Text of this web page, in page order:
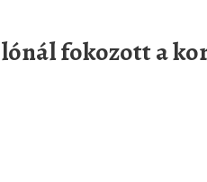
fokozott a